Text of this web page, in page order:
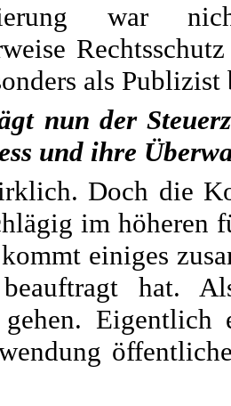
war
als Publizist
nun der
und ihre
Doch die
im höheren
einiges
hat.
gehen.